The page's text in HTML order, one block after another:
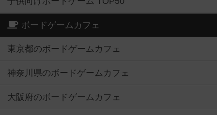
ボードゲームカフェ
東京都のボードゲームカフェ
神奈川県のボードゲームカフェ
大阪府のボードゲームカフェ